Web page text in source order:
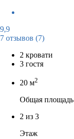
9,9
7 отзывов (7)
2 кровати
3 гостя
20 м2
Общая площадь
2 из 3
Этаж